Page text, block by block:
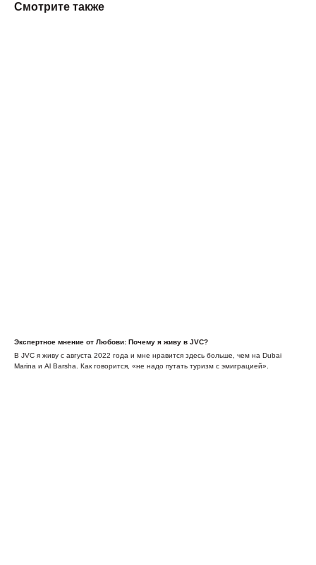
Смотрите также
Экспертное мнение от Любови: Почему я живу в JVC?
В JVC я живу с августа 2022 года и мне нравится здесь больше, чем на Dubai
Marina и Al Barsha. Как говорится, «не надо путать туризм с эмиграцией».